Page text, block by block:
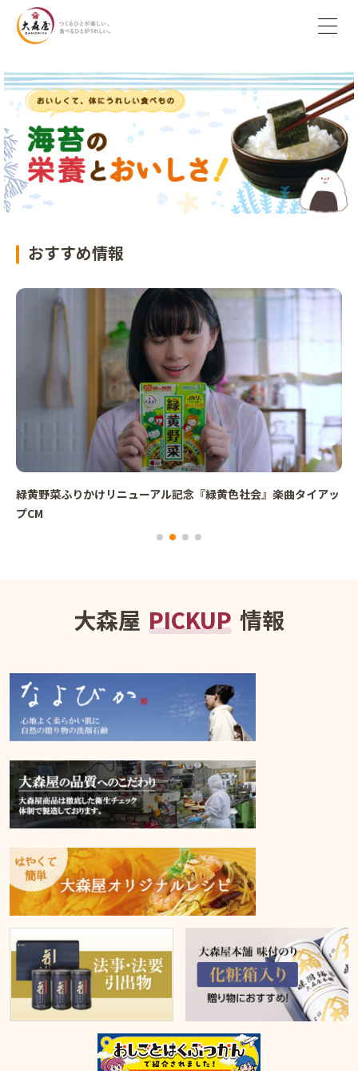
おすすめ情報
緑黄野菜ふりかけリニューアル記念『緑黄色社会』楽曲タイアッ
プCM
大森屋 PICKUP 情報